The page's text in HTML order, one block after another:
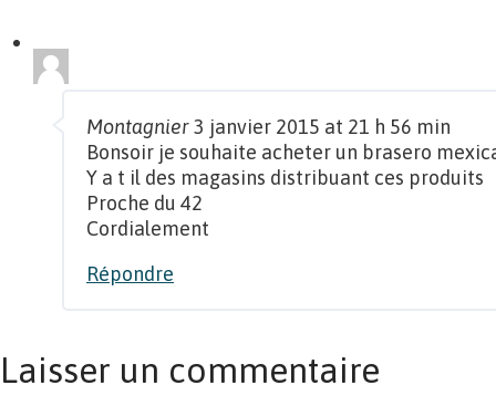
Montagnier3 janvier 2015 at 21 h 56 min
Bonsoir je souhaite acheter un brasero
Y a t il des magasins distribuant ces produits
Proche du 42
Cordialement
Répondre
Laisser un commentaire